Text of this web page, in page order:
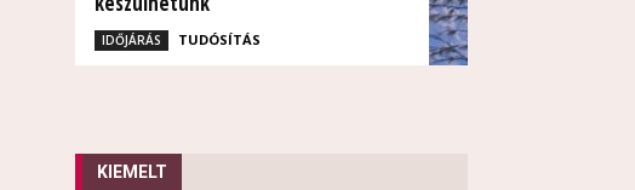
IDŐJÁRÁS TUDÓSÍTÁS
KIEMELT